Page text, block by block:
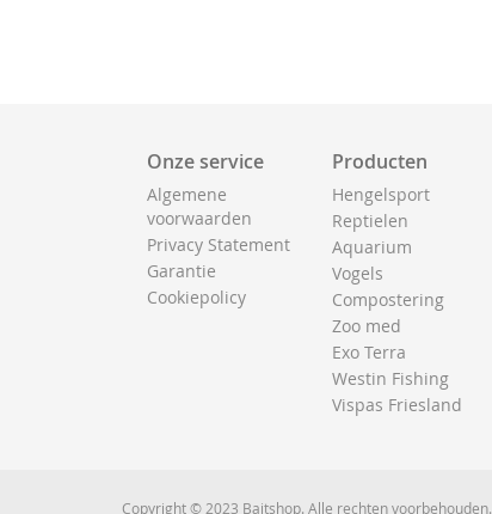
Onze service
Algemene
voorwaarden
Privacy Statement
Garantie
Cookiepolicy
Producten
Hengelsport
Reptielen
Aquarium
Vogels
Compostering
Zoo med
Exo Terra
Westin Fishing
Vispas Friesland
Copyright © 2023 Baitshop. Alle rechten voorbehouden.